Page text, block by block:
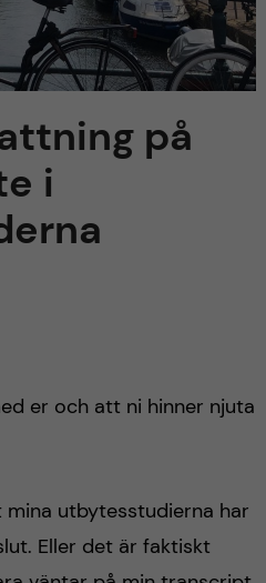
l
t
y
på
i
er och att ni hinner njuta
utbytesstudierna har
Eller det är faktiskt